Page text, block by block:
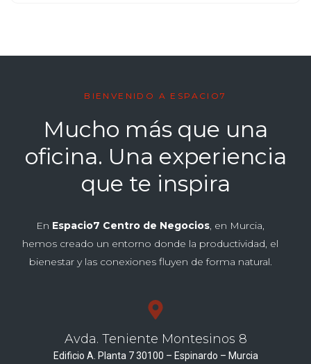
BIENVENIDO A ESPACIO7
Mucho más que una
oficina. Una experiencia
que te inspira
En Espacio7 Centro de Negocios, en Murcia,
hemos creado un entorno donde la productividad, el
bienestar y las conexiones fluyen de forma natural.
Avda. Teniente Montesinos 8
Edificio A. Planta 7 30100 – Espinardo – Murcia